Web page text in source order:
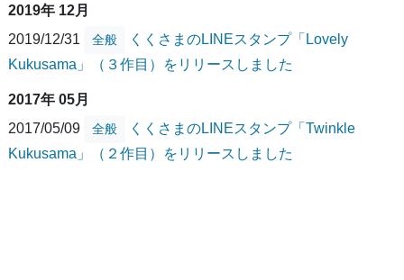
2019年 12月
2019/12/31
全般
くくさまのLINEスタンプ「Lovely
Kukusama」（３作目）をリリースしました
2017年 05月
2017/05/09
全般
くくさまのLINEスタンプ「Twinkle
Kukusama」（２作目）をリリースしました